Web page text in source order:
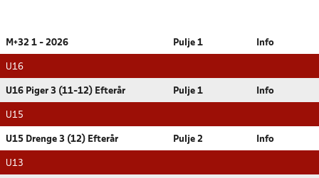
M+32 1 - 2026 Pulje 1 Info
U16
U16 Piger 3 (11-12) Efterår Pulje 1 Info
U15
U15 Drenge 3 (12) Efterår Pulje 2 Info
U13